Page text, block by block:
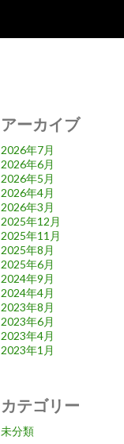
アーカイブ
2026年7月
2026年6月
2026年5月
2026年4月
2026年3月
2025年12月
2025年11月
2025年8月
2025年6月
2024年9月
2024年4月
2023年8月
2023年6月
2023年4月
2023年1月
カテゴリー
未分類